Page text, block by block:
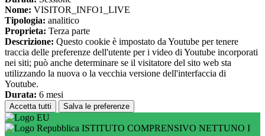
Nome: VISITOR_INFO1_LIVE
Tipologia: analitico
Proprieta: Terza parte
Descrizione: Questo cookie è impostato da Youtube per tenere
traccia delle preferenze dell'utente per i video di Youtube incorporati
nei siti; può anche determinare se il visitatore del sito web sta
utilizzando la nuova o la vecchia versione dell'interfaccia di
Youtube.
Durata: 6 mesi
Accetta tutti Salva le preferenze
ISTITUTO COMPRENSIVO NETTUNO I